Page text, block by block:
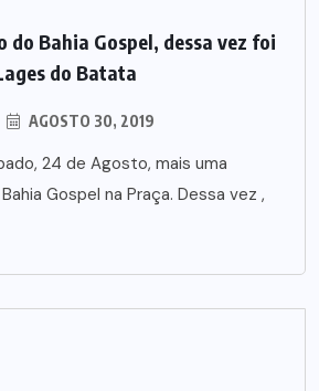
do Bahia Gospel, dessa vez foi
do Batata
AGOSTO 30, 2019
24 de Agosto, mais uma
Gospel na Praça. Dessa vez ,